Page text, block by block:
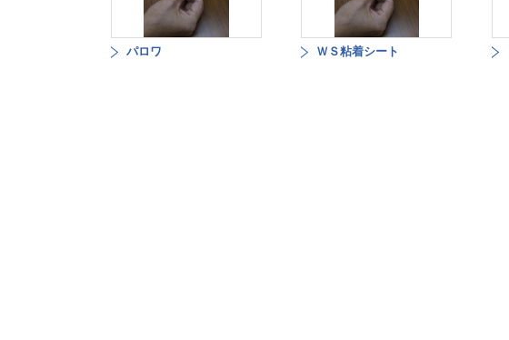
パロワ ＷＳ粘着シート